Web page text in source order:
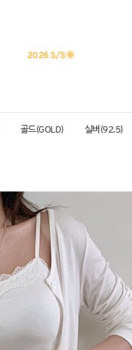
2026 S/S🌞
골드(GOLD) 실버(92.5)